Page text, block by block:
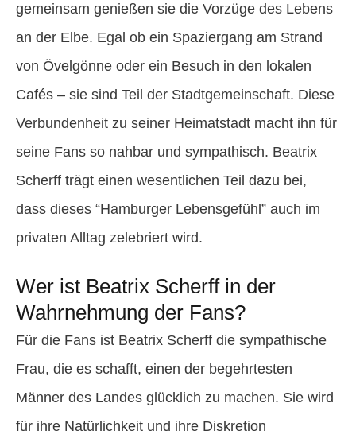
gemeinsam genießen sie die Vorzüge des Lebens
an der Elbe. Egal ob ein Spaziergang am Strand
von Övelgönne oder ein Besuch in den lokalen
Cafés – sie sind Teil der Stadtgemeinschaft. Diese
Verbundenheit zu seiner Heimatstadt macht ihn für
seine Fans so nahbar und sympathisch. Beatrix
Scherff trägt einen wesentlichen Teil dazu bei,
dass dieses “Hamburger Lebensgefühl” auch im
privaten Alltag zelebriert wird.
Wer ist Beatrix Scherff in der
Wahrnehmung der Fans?
Für die Fans ist Beatrix Scherff die sympathische
Frau, die es schafft, einen der begehrtesten
Männer des Landes glücklich zu machen. Sie wird
für ihre Natürlichkeit und ihre Diskretion